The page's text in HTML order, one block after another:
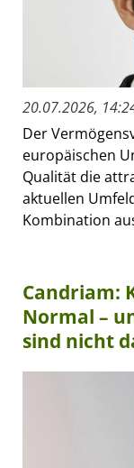
20.07.2026,
Der
europäischen
Qualität die
aktuellen
Kombination
Candriam:
Normal –
sind nicht